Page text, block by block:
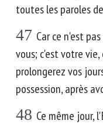
toutes les paroles
47 Car ce n'est
vous; c'est votre
prolongerez vos
possession, après
48 Ce même jour,